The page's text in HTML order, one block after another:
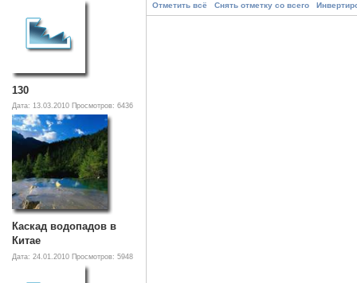
130
Дата: 13.03.2010 Просмотров: 6436
Каскад водопадов в
Китае
Дата: 24.01.2010 Просмотров: 5948
Отметить всё
Снять отметку со всего